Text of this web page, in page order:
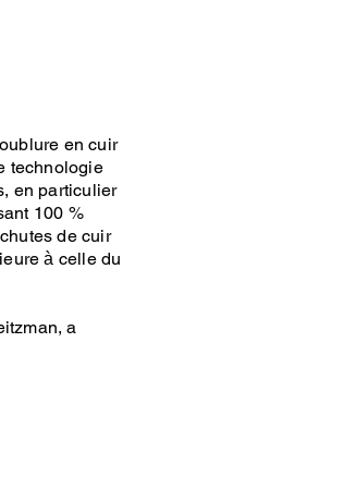
en cuir
technologie
en particulier
100 %
de cuir
à celle du
a